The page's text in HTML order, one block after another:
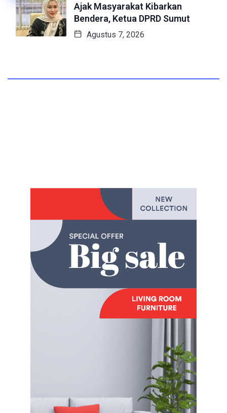
Ajak Masyarakat Kibarkan
Bendera, Ketua DPRD Sumut
Agustus 7, 2026